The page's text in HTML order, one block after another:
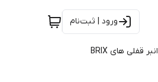
ورود | ثبت‌نام
انبر قفلی های BRIX